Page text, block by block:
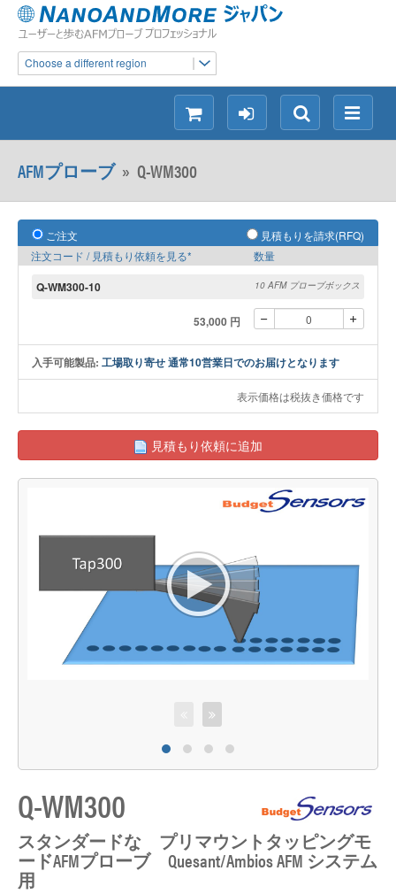
Choose a different region
メ
ニ
検
索
ロ
グ
シ
ョ
ッ
ン
AFMプローブ» Q-WM300
ご注文
見積もりを請求(RFQ)
注文コード / 見積もり依頼を見る*
数量
Q-WM300-10 10 AFM プローブボックス
53,000 円
入手可能製品: 工場取り寄せ 通常10営業日でのお届けとなります
表示価格は税抜き価格です
見積もり依頼に追加
Q-WM300
スタンダードな プリマウントタッピングモ
ードAFMプローブ Quesant/Ambios AFM システム
用